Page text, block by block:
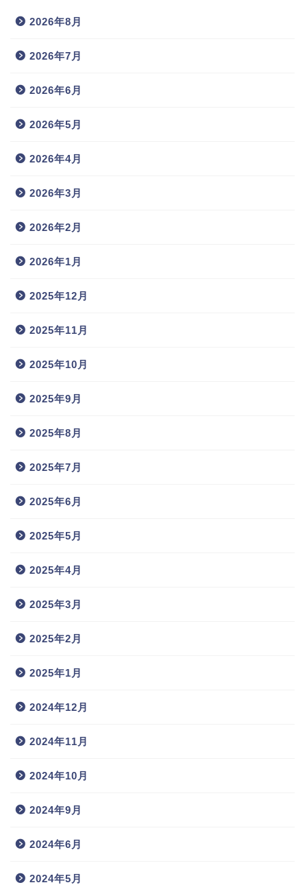
2026年8月
2026年7月
2026年6月
2026年5月
2026年4月
2026年3月
2026年2月
2026年1月
2025年12月
2025年11月
2025年10月
2025年9月
2025年8月
2025年7月
2025年6月
2025年5月
2025年4月
2025年3月
2025年2月
2025年1月
2024年12月
2024年11月
2024年10月
2024年9月
2024年6月
2024年5月